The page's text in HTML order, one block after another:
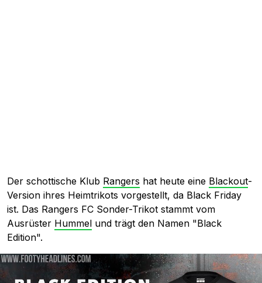
Der schottische Klub Rangers hat heute eine Blackout-
Version ihres Heimtrikots vorgestellt, da Black Friday
ist. Das Rangers FC Sonder-Trikot stammt vom
Ausrüster Hummel und trägt den Namen "Black
Edition".